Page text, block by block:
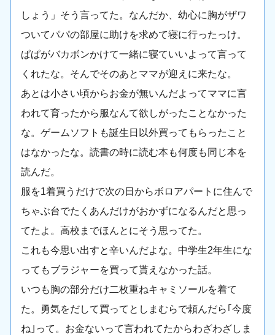
しょう」そう言ってた。なんだか、幼心に胸がザワ
ついてパパの部屋に助けを求めて寝に行ったっけ。
ぱぱがバカボンかけて一緒に寝ていいよって言って
くれたな。そんでそのあとママが迎えに来たな。
あとは小さい頃からお金が無いんだよってママに言
われて育ったから服なんて欲しがったことなかった
な。ゲームソフトも誕生日以外買ってもらったこと
はなかったな。読書の時に読む本も何度も同じ本を
読んだ。
服を1着買うだけで次の日からボロアパートに住んで
ちゃぶ台でたくあんだけがおかずになるんだと思っ
てたよ。高校までほんとにそう思ってた。
これも今思い出すと辛いんだよな。中学生2年生にな
ってもブラジャーを買って貰えなかった話。
いつも胸の部分だけ二枚重ねキャミソールを着て
た。勇気をだして買ってとしまむらで頼んだら｢今度
ね｣って。お金ないって言われてたからわざわざしま